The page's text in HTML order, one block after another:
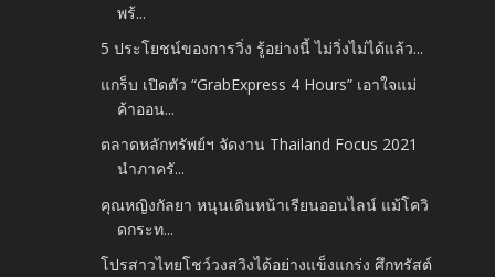
พร้...
5 ประโยชน์ของการวิ่ง รู้อย่างนี้ ไม่วิ่งไม่ได้แล้ว...
แกร็บ เปิดตัว “GrabExpress 4 Hours” เอาใจแม่
ค้าออน...
ตลาดหลักทรัพย์ฯ จัดงาน Thailand Focus 2021
นำภาครั...
คุณหญิงกัลยา หนุนเดินหน้าเรียนออนไลน์ แม้โควิ
ดกระท...
โปรสาวไทยโชว์วงสวิงได้อย่างแข็งแกร่ง ศึกทรัสต์